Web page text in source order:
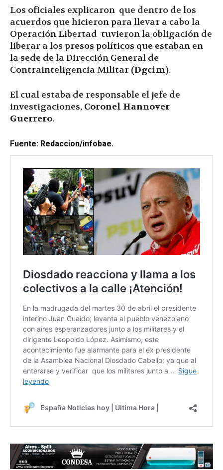
Los oficiales explicaron que dentro de los
acuerdos que hicieron para llevar a cabo la
Operación Libertad tuvieron la obligación de
liberar a los presos políticos que estaban en
la sede de la Dirección General de
Contrainteligencia Militar (Dgcim).
El cual estaba de responsable el jefe de
investigaciones, Coronel Hannover
Guerrero.
Fuente: Redaccion/infobae.